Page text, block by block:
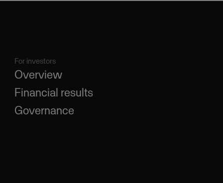
For investors
Overview
Financial results
Governance